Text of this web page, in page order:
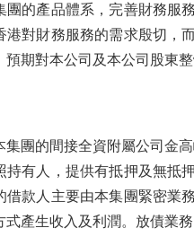
團的產品體系，完善財務服
港對財務服務的需求殷切，
預期對本公司及本公司股東
集團的間接全資附屬公司金
持有人，提供有抵押及無抵
借款人主要由本集團緊密業
式產生收入及利潤。放債業